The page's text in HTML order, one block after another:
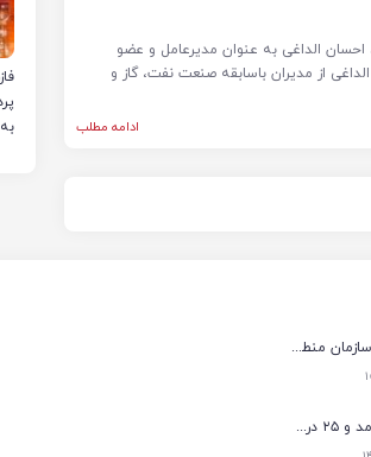
الداغی به عنوان مدیرعامل و عضو
از مدیران باسابقه صنعت نفت، گاز و
ادامه مطلب
انتصاب سرپرست سازمان منطقه ویژه اقتصادی انرژی پارس
رشد ۴۹ درصدی درآمد و ۲۵ درصدی سود خالص؛ بیدبلند خلیج‌فارس سال ۱۴۰۴ را با رکوردهای جدید به پایان رساند